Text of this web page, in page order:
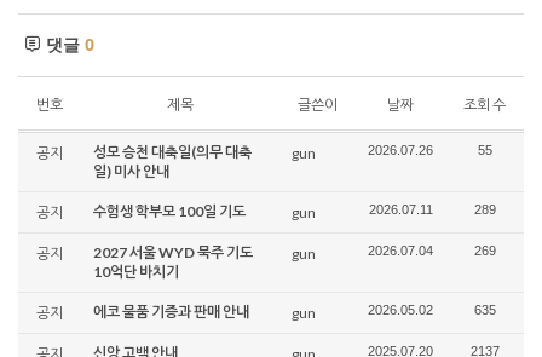
댓글 0
번호 제목 글쓴이 날짜 조회 수
공지
성모 승천 대축일(의무 대축
일) 미사 안내
gun 2026.07.26 55
공지 수험생 학부모 100일 기도 gun 2026.07.11 289
공지
2027 서울 WYD 묵주 기도
10억단 바치기
gun 2026.07.04 269
공지 에코 물품 기증과 판매 안내 gun 2026.05.02 635
신앙 고백 안내 2025.07.20 2137